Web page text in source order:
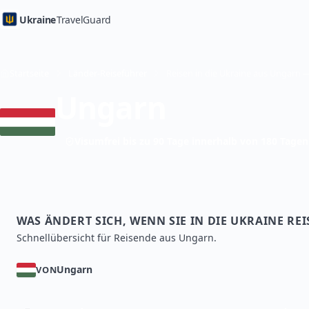
UkraineTravelGuard
WAS ÄNDERT SICH, WENN SIE IN DIE UKRAINE
Schnellübersicht für Reisende aus Ungarn.
VONUngarn